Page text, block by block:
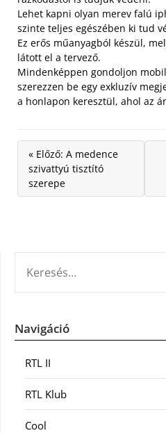
Lehet kapni olyan merev falú
szinte teljes egészében ki tud
Ez erős műanyagból készül,
látott el a tervező.
Mindenképpen gondoljon
szerezzen be egy exkluzív
a honlapon keresztül, ahol az
« Előző: A medence
szivattyú tisztító
szerepe
Navigáció
RTL II
RTL Klub
Cool